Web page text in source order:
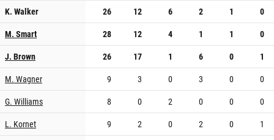
K. Walker
26 12 6 2 1
0
M. Smart
28 12 4 1 1
0
J. Brown
26 17 1 6 0
1
M. Wagner
9 3 0 3 0
0
G. Williams
8 0 2 0 0
0
L. Kornet
9 2 0 2 0
1